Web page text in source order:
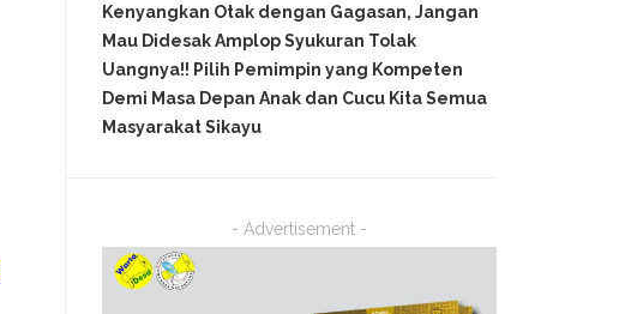
Kenyangkan Otak dengan Gagasan, Jangan
Mau Didesak Amplop Syukuran Tolak
Uangnya!! Pilih Pemimpin yang Kompeten
Demi Masa Depan Anak dan Cucu Kita Semua
Masyarakat Sikayu
- Advertisement -